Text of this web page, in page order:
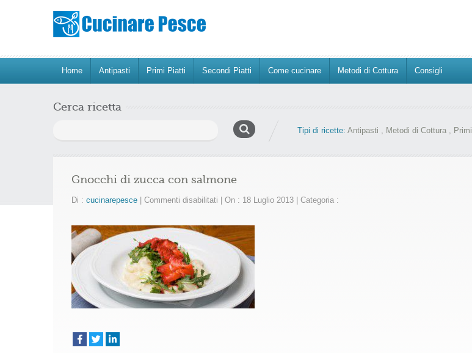
Home Antipasti Primi Piatti Secondi Piatti Come cucinare Metodi di Cottura
Consigli
Cerca ricetta
Tipi di ricette: Antipasti , Metodi di Cottura , Primi
Gnocchi di zucca con salmone
Di : cucinarepesce Commenti disabilitati su
di
zucca
salmone
On : 18 Luglio 2013 Categoria :